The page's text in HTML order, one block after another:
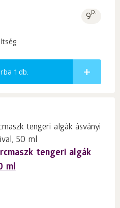
9p.
1 db.
tengeri algák
ml